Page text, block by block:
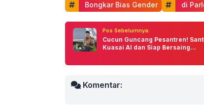
Bongkar Bias Gender
di
Pos Sebelumnya:
Cucun Guncang Pesantren!
Kuasai AI dan Siap Bersaing...
Komentar: